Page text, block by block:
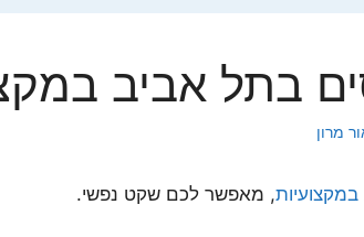
בתל אביב
מרון
, מאפשר לכם שקט נפשי.